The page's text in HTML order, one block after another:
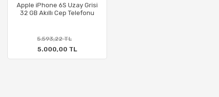
Apple iPhone 6S Uzay Grisi
32 GB Akıllı Cep Telefonu
5.593,22 TL
5.000,00 TL